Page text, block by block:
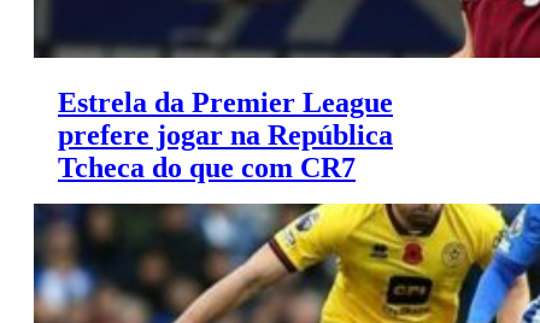
Estrela da Premier League
prefere jogar na República
Tcheca do que com CR7
Tomáš Soucek, meia do West Ham, prefere regressar à
República Checa do que ir para a Liga Saudita.